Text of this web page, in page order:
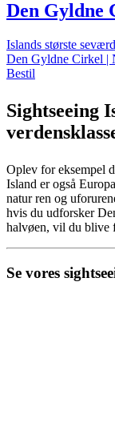
Den
Islands største
Den Gyldne Cirkel |
Bestil
Sightseeing
Oplev for eksempel
Island er også
natur ren og
hvis du udforsker
halvøen, vil du blive
Se vores